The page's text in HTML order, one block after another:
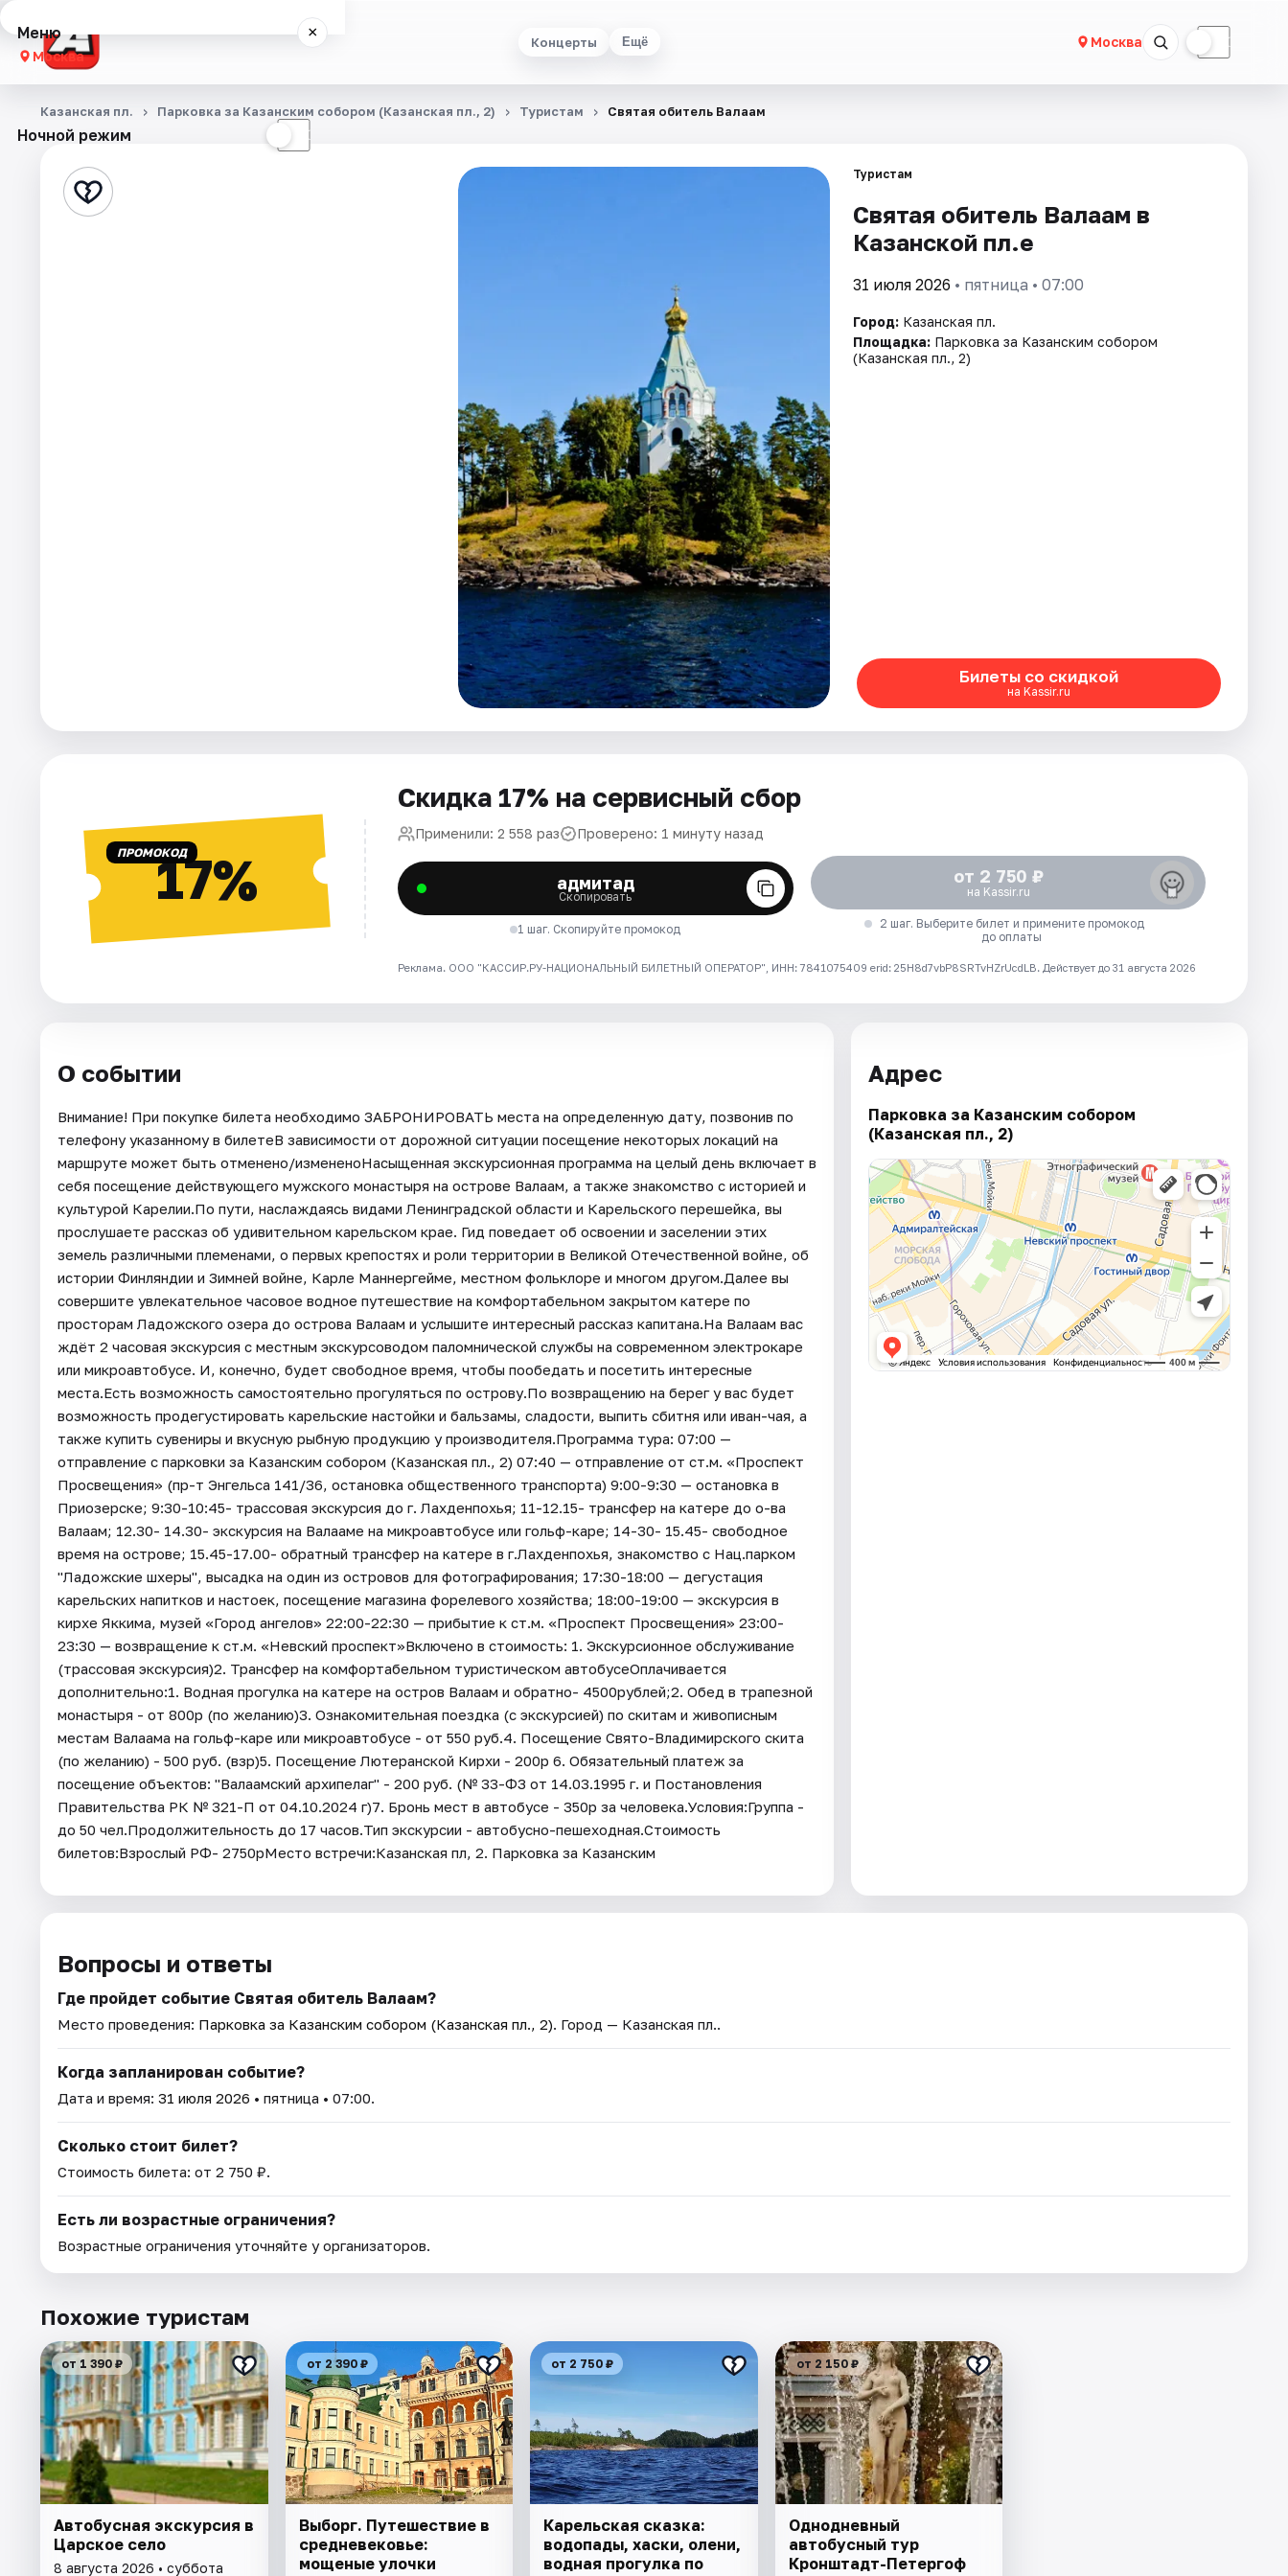
Концерты Ещё Москва ☾
Меню ×
Москва
Концерты
Города
Площадки
Ночной режим ☾
Казанская пл. Парковка за Казанским собором (Казанская пл., 2) Туристам Святая обитель Валаам
Туристам
Святая обитель Валаам в
Казанской пл.е
31 июля 2026 • пятница • 07:00
Город: Казанская пл.
Площадка: Парковка за Казанским собором
(Казанская пл., 2)
Билеты со скидкой
на Kassir.ru
ПРОМОКОД17%
Скидка 17% на сервисный сбор
Применили: 2 558 раз Проверено: 1 минуту назад
адмитад
Скопировать
1 шаг. Скопируйте промокод
от 2 750 ₽
на Kassir.ru
2 шаг. Выберите билет и примените промокод
до оплаты
Реклама. ООО "КАССИР.РУ-НАЦИОНАЛЬНЫЙ БИЛЕТНЫЙ ОПЕРАТОР", ИНН: 7841075409 erid: 25H8d7vbP8SRTvHZrUcdLB. Действует до 31 августа 2026
О событии
Внимание! При покупке билета необходимо ЗАБРОНИРОВАТЬ места на определенную дату, позвонив по
телефону указанному в билетеВ зависимости от дорожной ситуации посещение некоторых локаций на
маршруте может быть отменено/измененоНасыщенная экскурсионная программа на целый день включает в
себя посещение действующего мужского монастыря на острове Валаам, а также знакомство с историей и
культурой Карелии.По пути, наслаждаясь видами Ленинградской области и Карельского перешейка, вы
прослушаете рассказ об удивительном карельском крае. Гид поведает об освоении и заселении этих
земель различными племенами, о первых крепостях и роли территории в Великой Отечественной войне, об
истории Финляндии и Зимней войне, Карле Маннергейме, местном фольклоре и многом другом.Далее вы
совершите увлекательное часовое водное путешествие на комфортабельном закрытом катере по
просторам Ладожского озера до острова Валаам и услышите интересный рассказ капитана.На Валаам вас
ждёт 2 часовая экскурсия с местным экскурсоводом паломнической службы на современном электрокаре
или микроавтобусе. И, конечно, будет свободное время, чтобы пообедать и посетить интересные
места.Есть возможность самостоятельно прогуляться по острову.По возвращению на берег у вас будет
возможность продегустировать карельские настойки и бальзамы, сладости, выпить сбитня или иван-чая, а
также купить сувениры и вкусную рыбную продукцию у производителя.Программа тура: 07:00 —
отправление с парковки за Казанским собором (Казанская пл., 2) 07:40 — отправление от ст.м. «Проспект
Просвещения» (пр-т Энгельса 141/36, остановка общественного транспорта) 9:00-9:30 — остановка в
Приозерске; 9:30-10:45- трассовая экскурсия до г. Лахденпохья; 11-12.15- трансфер на катере до о-ва
Валаам; 12.30- 14.30- экскурсия на Валааме на микроавтобусе или гольф-каре; 14-30- 15.45- свободное
время на острове; 15.45-17.00- обратный трансфер на катере в г.Лахденпохья, знакомство с Нац.парком
"Ладожские шхеры", высадка на один из островов для фотографирования; 17:30-18:00 — дегустация
карельских напитков и настоек, посещение магазина форелевого хозяйства; 18:00-19:00 — экскурсия в
кирхе Яккима, музей «Город ангелов» 22:00-22:30 — прибытие к ст.м. «Проспект Просвещения» 23:00-
23:30 — возвращение к ст.м. «Невский проспект»Включено в стоимость: 1. Экскурсионное обслуживание
(трассовая экскурсия)2. Трансфер на комфортабельном туристическом автобусеОплачивается
дополнительно:1. Водная прогулка на катере на остров Валаам и обратно- 4500рублей;2. Обед в трапезной
монастыря - от 800р (по желанию)3. Ознакомительная поездка (с экскурсией) по скитам и живописным
местам Валаама на гольф-каре или микроавтобусе - от 550 руб.4. Посещение Свято-Владимирского скита
(по желанию) - 500 руб. (взр)5. Посещение Лютеранской Кирхи - 200р 6. Обязательный платеж за
посещение объектов: "Валаамский архипелаг" - 200 руб. (№ 33-ФЗ от 14.03.1995 г. и Постановления
Правительства РК № 321-П от 04.10.2024 г)7. Бронь мест в автобусе - 350р за человека.Условия:Группа -
до 50 чел.Продолжительность до 17 часов.Тип экскурсии - автобусно-пешеходная.Стоимость
билетов:Взрослый РФ- 2750рМесто встречи:Казанская пл, 2. Парковка за Казанским
Адрес
Парковка за Казанским собором
(Казанская пл., 2)
Вопросы и ответы
Где пройдет событие Святая обитель Валаам?
Место проведения: Парковка за Казанским собором (Казанская пл., 2). Город — Казанская пл..
Когда запланирован событие?
Дата и время: 31 июля 2026 • пятница • 07:00.
Сколько стоит билет?
Стоимость билета: от 2 750 ₽.
Есть ли возрастные ограничения?
Возрастные ограничения уточняйте у организаторов.
Похожие туристам
от 1 390 ₽
Автобусная экскурсия в
Царское село
8 августа 2026 • суббота
от 2 390 ₽
Выборг. Путешествие в
средневековье:
мощеные улочки
от 2 750 ₽
Карельская сказка:
водопады, хаски, олени,
водная прогулка по
от 2 150 ₽
Однодневный
автобусный тур
Кронштадт-Петергоф